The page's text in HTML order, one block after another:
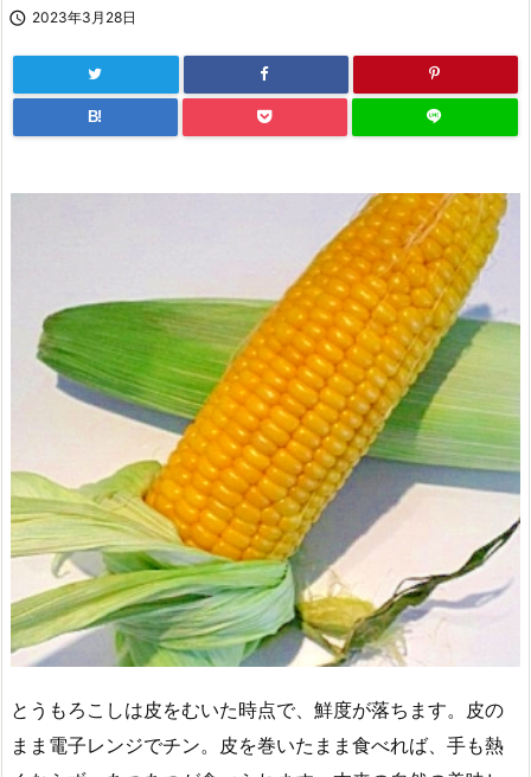
 2023年3月28日
B!
とうもろこしは皮をむいた時点で、鮮度が落ちます。皮の
まま電子レンジでチン。皮を巻いたまま食べれば、手も熱